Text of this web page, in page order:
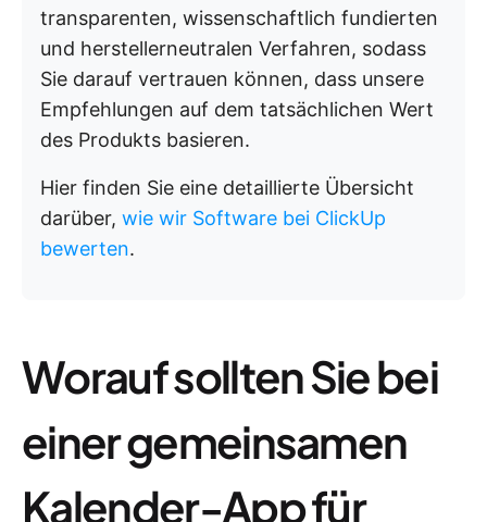
transparenten, wissenschaftlich fundierten
und herstellerneutralen Verfahren, sodass
Sie darauf vertrauen können, dass unsere
Empfehlungen auf dem tatsächlichen Wert
des Produkts basieren.
Hier finden Sie eine detaillierte Übersicht
darüber, wie wir Software bei ClickUp
bewerten.
Worauf sollten Sie bei
einer gemeinsamen
Kalender-App für